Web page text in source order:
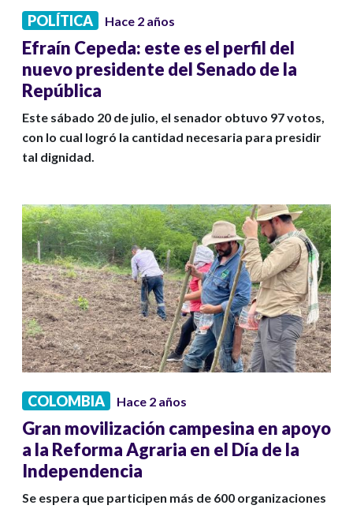
POLÍTICA Hace 2 años
Efraín Cepeda: este es el perfil del
nuevo presidente del Senado de la
República
Este sábado 20 de julio, el senador obtuvo 97 votos,
con lo cual logró la cantidad necesaria para presidir
tal dignidad.
COLOMBIA Hace 2 años
Gran movilización campesina en apoyo
a la Reforma Agraria en el Día de la
Independencia
Se espera que participen más de 600 organizaciones